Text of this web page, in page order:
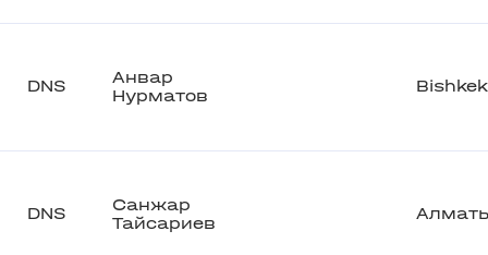
DNS
Анвар
Нурматов
Bishkek
DNS
Санжар
Тайсариев